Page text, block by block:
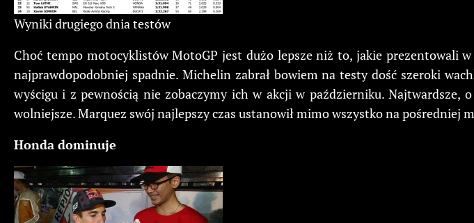
Wyniki drugiego dnia testów
Choć tempo motocyklistów MotoGP jest dużo lepsze niż to, jakie prezentowali
najprawdopodobniej spadnie. Michelin zabrał bowiem na testy dość szeroki
wyścigu i z pewnością nie zobaczymy ich w akcji w październiku.
wolniejsze. Marquez swój najlepszy czas ustanowił mimo wszystko na pośredniej
Honda dominuje